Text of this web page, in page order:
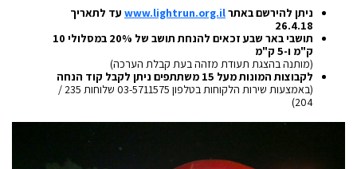
ניתן להירשם באתרwww.lightrun.org.ilעד לתאריך
26.4.18
תושבי באר שבע זכאים להנחת תושב של 20% במסלולי 10
ק"מ ו-5 ק"מ
(מותנה בהצגת תעודת מזהה בעת קבלת הערכה)
לקבוצות המונות מעל 15 משתתפים ניתן לקבל קוד הנחה
(באמצעות שירות הלקוחות בטלפון 03-5711575 שלוחות 235 /
204)